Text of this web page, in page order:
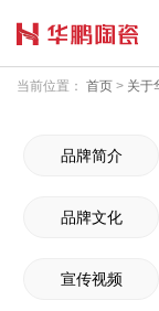
当前位置： 首页 > 关于
品牌简介
品牌文化
宣传视频